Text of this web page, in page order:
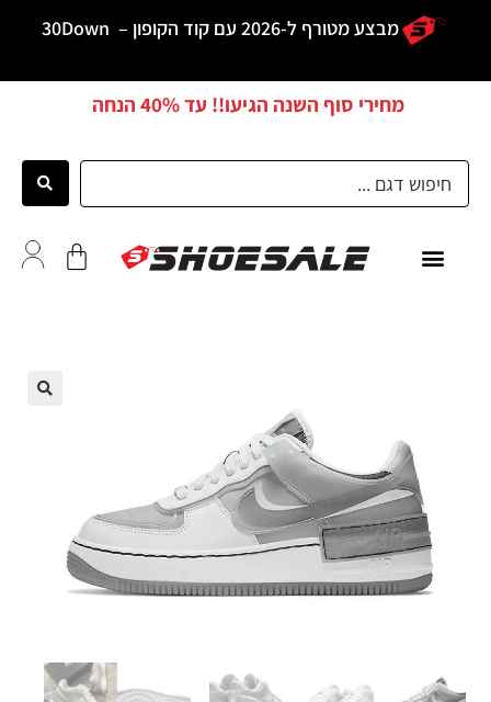
מבצע מטורף ל-2026 עם קוד הקופון – 30Down
מחירי סוף השנה הגיעו!! עד40% הנחה